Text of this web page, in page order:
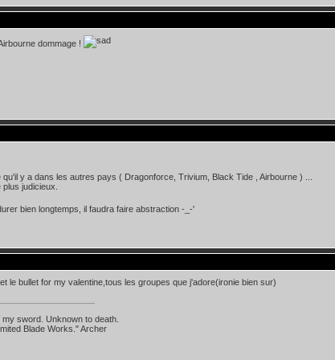
dommage !
y a dans les autres pays ( Dragonforce, Trivium, Black Tide , Airbourne ) ...
judicieux.
bien longtemps, il faudra faire abstraction -_-'
le bullet for my valentine,tous les groupes que j'adore(ironie bien sur)
sword. Unknown to death.
Blade Works." Archer